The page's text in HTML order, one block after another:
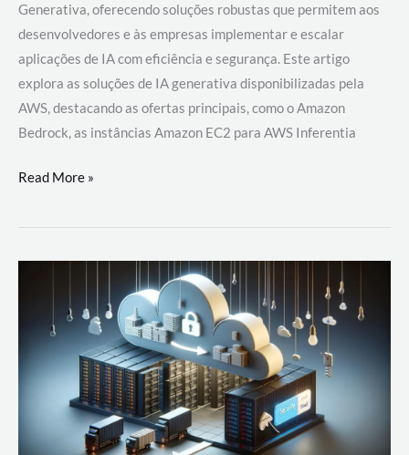
Generativa, oferecendo soluções robustas que permitem aos
desenvolvedores e às empresas implementar e escalar
aplicações de IA com eficiência e segurança. Este artigo
explora as soluções de IA generativa disponibilizadas pela
AWS, destacando as ofertas principais, como o Amazon
Bedrock, as instâncias Amazon EC2 para AWS Inferentia
Utilizando
Soluções
AWS
Read More »